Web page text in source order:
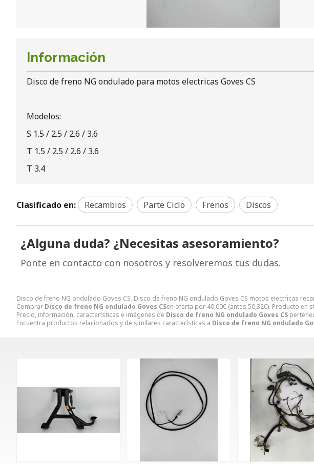
Disco de freno NG ondulado Goves CS. Disco de freno NG ondulado Goves CS motos electricas
Comprar Disco de freno NG ondulado Goves CSen oferta por 40,00€ (antes 50,32€). Producto en
Precio, información, características e imágenes de Disco de freno NG ondulado Goves CS
Encuentra productos relacionados y de similares características a Disco de freno NG ondulado
Información
Disco de freno NG ondulado para motos electricas Goves CS
Modelos:
S 1.5 / 2.5 / 2.6 / 3.6
T 1.5 / 2.5 / 2.6 / 3.6
T 3.4
Clasificado en: Recambios Parte Ciclo Frenos Discos
¿Alguna duda? ¿Necesitas asesoramiento?
Ponte en contacto con nosotros y resolveremos tus dudas.